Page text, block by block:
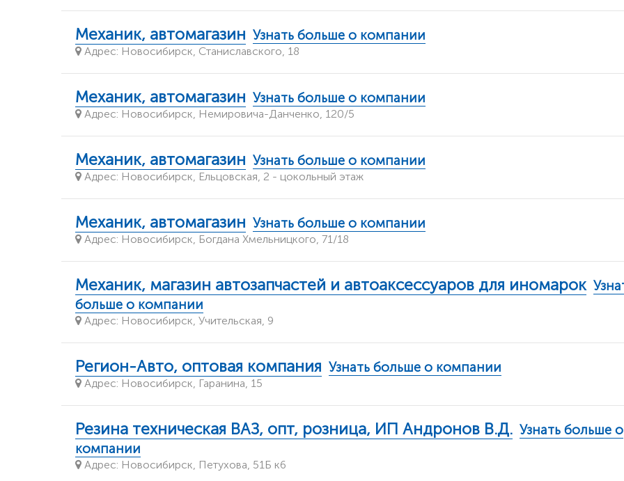
Механик, автомагазин Узнать больше о компании
Адрес: Новосибирск, Станиславского, 18
Механик, автомагазин Узнать больше о компании
Адрес: Новосибирск, Немировича-Данченко, 120/5
Механик, автомагазин Узнать больше о компании
Адрес: Новосибирск, ​Ельцовская, 2​ - цокольный этаж
Механик, автомагазин Узнать больше о компании
Адрес: Новосибирск, Богдана Хмельницкого, 71/18
Механик, магазин автозапчастей и автоаксессуаров для иномарок
больше о компании
Адрес: Новосибирск, Учительская, 9
Регион-Авто, оптовая компания Узнать больше о компании
Адрес: Новосибирск, Гаранина, 15
Резина техническая ВАЗ, опт, розница, ИП Андронов В.Д. Узнать больше о
компании
Адрес: Новосибирск, Петухова, 51Б к6